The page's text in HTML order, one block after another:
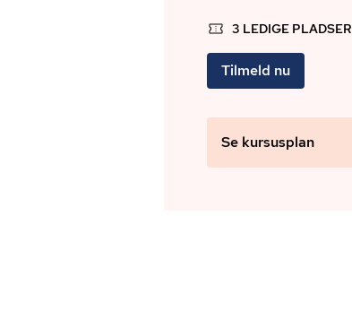
3 LEDIGE PLADSER
Tilmeld nu
Se kursusplan